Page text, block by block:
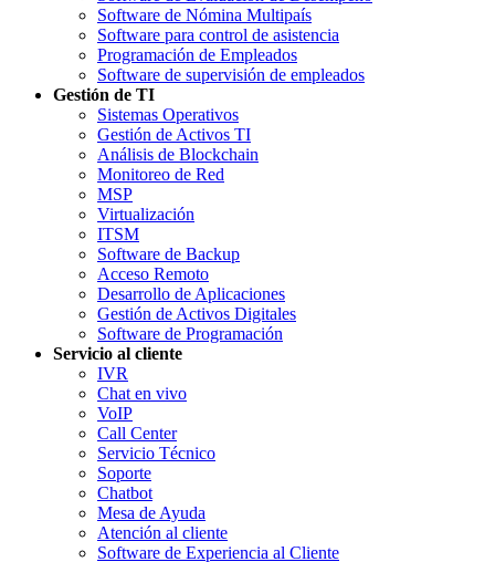
Software de Nómina Multipaís
Software para control de asistencia
Programación de Empleados
Software de supervisión de empleados
Gestión de TI
Sistemas Operativos
Gestión de Activos TI
Análisis de Blockchain
Monitoreo de Red
MSP
Virtualización
ITSM
Software de Backup
Acceso Remoto
Desarrollo de Aplicaciones
Gestión de Activos Digitales
Software de Programación
Servicio al cliente
IVR
Chat en vivo
VoIP
Call Center
Servicio Técnico
Soporte
Chatbot
Mesa de Ayuda
Atención al cliente
Software de Experiencia al Cliente